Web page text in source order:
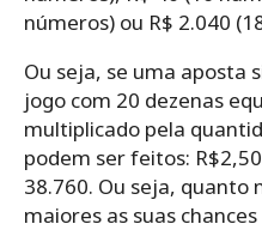
números) ou R$ 2.040
Ou seja, se uma aposta
jogo com 20 dezenas
multiplicado pela
podem ser feitos:
38.760. Ou seja, quanto
maiores as suas